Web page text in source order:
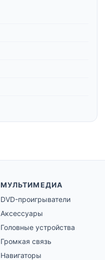
МУЛЬТИМЕДИА
DVD-проигрыватели
Аксессуары
Головные устройства
Громкая связь
Навигаторы